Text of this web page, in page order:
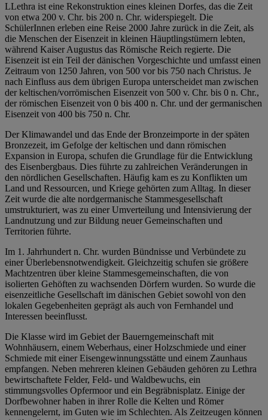
LLethra ist eine Rekonstruktion eines kleinen Dorfes, das die Zeit
von etwa 200 v. Chr. bis 200 n. Chr. widerspiegelt. Die
SchülerInnen erleben eine Reise 2000 Jahre zurück in die Zeit, als
die Menschen der Eisenzeit in kleinen Häuptlingstümern lebten,
während Kaiser Augustus das Römische Reich regierte. Die
Eisenzeit ist ein Teil der dänischen Vorgeschichte und umfasst einen
Zeitraum von 1250 Jahren, von 500 vor bis 750 nach Christus. Je
nach Einfluss aus dem übrigen Europa unterscheidet man zwischen
der keltischen/vorrömischen Eisenzeit von 500 v. Chr. bis 0 n. Chr.,
der römischen Eisenzeit von 0 bis 400 n. Chr. und der germanischen
Eisenzeit von 400 bis 750 n. Chr.
Der Klimawandel und das Ende der Bronzeimporte in der späten
Bronzezeit, im Gefolge der keltischen und dann römischen
Expansion in Europa, schufen die Grundlage für die Entwicklung
des Eisenbergbaus. Dies führte zu zahlreichen Veränderungen in
den nördlichen Gesellschaften. Häufig kam es zu Konflikten um
Land und Ressourcen, und Kriege gehörten zum Alltag. In dieser
Zeit wurde die alte nordgermanische Stammesgesellschaft
umstrukturiert, was zu einer Umverteilung und Intensivierung der
Landnutzung und zur Bildung neuer Gemeinschaften und
Territorien führte.
Im 1. Jahrhundert n. Chr. wurden Bündnisse und Verbündete zu
einer Überlebensnotwendigkeit. Gleichzeitig schufen sie größere
Machtzentren über kleine Stammesgemeinschaften, die von
isolierten Gehöften zu wachsenden Dörfern wurden. So wurde die
eisenzeitliche Gesellschaft im dänischen Gebiet sowohl von den
lokalen Gegebenheiten geprägt als auch von Fernhandel und
Interessen beeinflusst.
Die Klasse wird im Gebiet der Bauerngemeinschaft mit
Wohnhäusern, einem Weberhaus, einer Holzschmiede und einer
Schmiede mit einer Eisengewinnungsstätte und einem Zaunhaus
empfangen. Neben mehreren kleinen Gebäuden gehören zu Lethra
bewirtschaftete Felder, Feld- und Waldbewuchs, ein
stimmungsvolles Opfermoor und ein Begräbnisplatz. Einige der
Dorfbewohner haben in ihrer Rolle die Kelten und Römer
kennengelernt, im Guten wie im Schlechten. Als Zeitzeugen können